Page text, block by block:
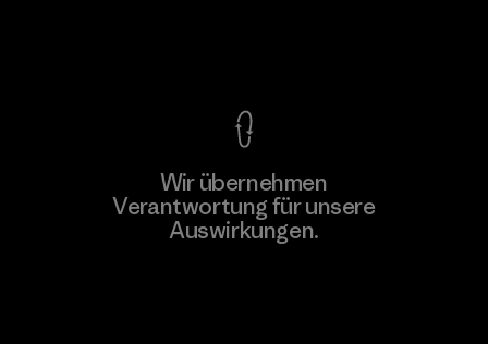
Wir übernehmen
Verantwortung für unsere
Auswirkungen.